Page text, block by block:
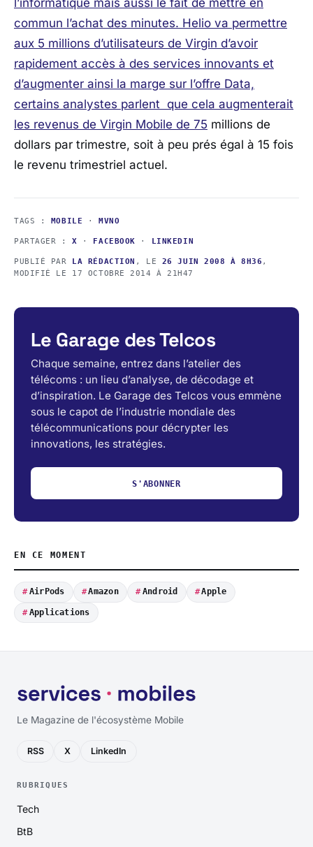
commun l’achat des minutes. Helio va permettre
aux 5 millions d’utilisateurs de Virgin d’avoir
rapidement accès à des services innovants et
d’augmenter ainsi la marge sur l’offre Data,
certains analystes parlent que cela augmenterait
les revenus de Virgin Mobile de 75 millions de
dollars par trimestre, soit à peu prés égal à 15 fois
le revenu trimestriel actuel.
TAGS : MOBILE · MVNO
PARTAGER :X · FACEBOOK · LINKEDIN
PUBLIÉ PAR LA RÉDACTION , LE 26 JUIN 2008 À 8H36 ,
MODIFIÉ LE 17 OCTOBRE 2014 À 21H47
Le Garage des Telcos
Chaque semaine, entrez dans l’atelier des
télécoms : un lieu d’analyse, de décodage et
d’inspiration. Le Garage des Telcos vous emmène
sous le capot de l’industrie mondiale des
télécommunications pour décrypter les
innovations, les stratégies.
S'ABONNER
EN CE MOMENT
AirPods Amazon Android Apple
Applications
Le Magazine de l'écosystème Mobile
RSS X LinkedIn
RUBRIQUES
Tech
BtB